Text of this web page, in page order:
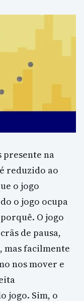
presente na
reduzido ao
o jogo
o jogo ocupa
O jogo
de pausa,
mas facilmente
nos mover e
jogo. Sim, o